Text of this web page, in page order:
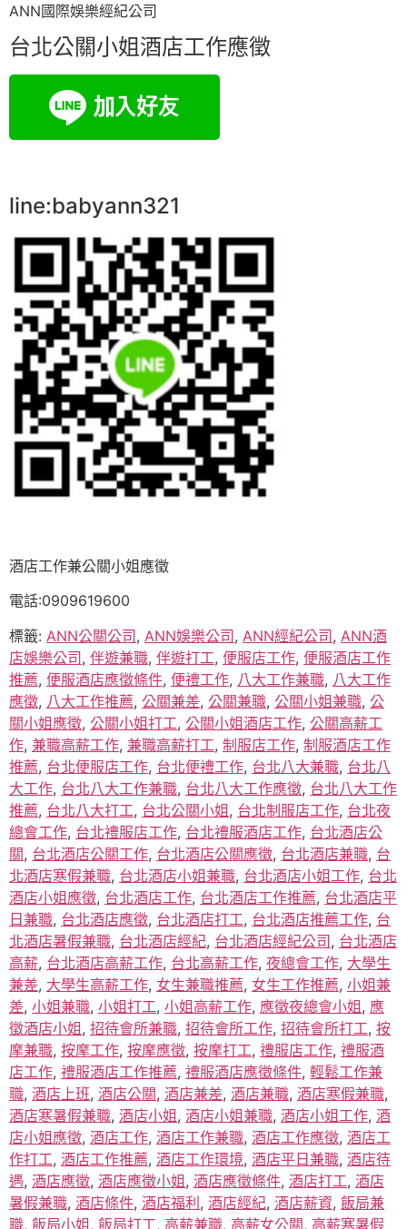
ANN國際娛樂經紀公司
台北公關小姐酒店工作應徵
line:babyann321
酒店工作兼公關小姐應徵
電話:0909619600
標籤: ANN公關公司, ANN娛樂公司, ANN經紀公司, ANN酒
店娛樂公司, 伴遊兼職, 伴遊打工, 便服店工作, 便服酒店工作
推薦, 便服酒店應徵條件, 便禮工作, 八大工作兼職, 八大工作
應徵, 八大工作推薦, 公關兼差, 公關兼職, 公關小姐兼職, 公
關小姐應徵, 公關小姐打工, 公關小姐酒店工作, 公關高薪工
作, 兼職高薪工作, 兼職高薪打工, 制服店工作, 制服酒店工作
推薦, 台北便服店工作, 台北便禮工作, 台北八大兼職, 台北八
大工作, 台北八大工作兼職, 台北八大工作應徵, 台北八大工作
推薦, 台北八大打工, 台北公關小姐, 台北制服店工作, 台北夜
總會工作, 台北禮服店工作, 台北禮服酒店工作, 台北酒店公
關, 台北酒店公關工作, 台北酒店公關應徵, 台北酒店兼職, 台
北酒店寒假兼職, 台北酒店小姐兼職, 台北酒店小姐工作, 台北
酒店小姐應徵, 台北酒店工作, 台北酒店工作推薦, 台北酒店平
日兼職, 台北酒店應徵, 台北酒店打工, 台北酒店推薦工作, 台
北酒店暑假兼職, 台北酒店經紀, 台北酒店經紀公司, 台北酒店
高薪, 台北酒店高薪工作, 台北高薪工作, 夜總會工作, 大學生
兼差, 大學生高薪工作, 女生兼職推薦, 女生工作推薦, 小姐兼
差, 小姐兼職, 小姐打工, 小姐高薪工作, 應徵夜總會小姐, 應
徵酒店小姐, 招待會所兼職, 招待會所工作, 招待會所打工, 按
摩兼職, 按摩工作, 按摩應徵, 按摩打工, 禮服店工作, 禮服酒
店工作, 禮服酒店工作推薦, 禮服酒店應徵條件, 輕鬆工作兼
職, 酒店上班, 酒店公關, 酒店兼差, 酒店兼職, 酒店寒假兼職,
酒店寒暑假兼職, 酒店小姐, 酒店小姐兼職, 酒店小姐工作, 酒
店小姐應徵, 酒店工作, 酒店工作兼職, 酒店工作應徵, 酒店工
作打工, 酒店工作推薦, 酒店工作環境, 酒店平日兼職, 酒店待
遇, 酒店應徵, 酒店應徵小姐, 酒店應徵條件, 酒店打工, 酒店
暑假兼職, 酒店條件, 酒店福利, 酒店經紀, 酒店薪資, 飯局兼
職, 飯局小姐, 飯局打工, 高薪兼職, 高薪女公關, 高薪寒暑假